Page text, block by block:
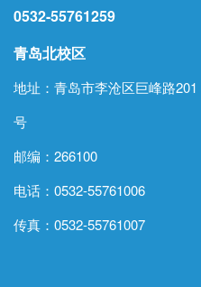
0532-55761259
青岛北校区
地址：青岛市李沧区巨峰路201
号
邮编：266100
电话：0532-55761006
传真：0532-55761007